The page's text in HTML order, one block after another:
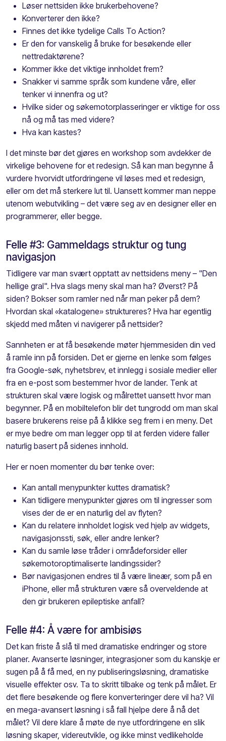
Løser nettsiden ikke brukerbehovene?
Konverterer den ikke?
Finnes det ikke tydelige Calls To Action?
Er den for vanskelig å bruke for besøkende eller
nettredaktørene?
Kommer ikke det viktige innholdet frem?
Snakker vi samme språk som kundene våre, eller
tenker vi innenfra og ut?
Hvilke sider og søkemotorplasseringer er viktige for oss
nå og må tas med videre?
Hva kan kastes?
I det minste bør det gjøres en workshop som avdekker de
virkelige behovene for et redesign. Så kan man begynne å
vurdere hvorvidt utfordringene vil løses med et redesign,
eller om det må sterkere lut til. Uansett kommer man neppe
utenom webutvikling – det være seg av en designer eller en
programmerer, eller begge.
Felle #3: Gammeldags struktur og tung
navigasjon
Tidligere var man svært opptatt av nettsidens meny – "Den
hellige gral". Hva slags meny skal man ha? Øverst? På
siden? Bokser som ramler ned når man peker på dem?
Hvordan skal «katalogene» struktureres? Hva har egentlig
skjedd med måten vi navigerer på nettsider?
Sannheten er at få besøkende møter hjemmesiden din ved
å ramle inn på forsiden. Det er gjerne en lenke som følges
fra Google-søk, nyhetsbrev, et innlegg i sosiale medier eller
fra en e-post som bestemmer hvor de lander. Tenk at
strukturen skal være logisk og målrettet uansett hvor man
begynner. På en mobiltelefon blir det tungrodd om man skal
basere brukerens reise på å klikke seg frem i en meny. Det
er mye bedre om man legger opp til at ferden videre faller
naturlig basert på sidenes innhold.
Her er noen momenter du bør tenke over:
Kan antall menypunkter kuttes dramatisk?
Kan tidligere menypunkter gjøres om til ingresser som
vises der de er en naturlig del av flyten?
Kan du relatere innholdet logisk ved hjelp av widgets,
navigasjonssti, søk, eller andre lenker?
Kan du samle løse tråder i områdeforsider eller
søkemotoroptimaliserte landingssider?
Bør navigasjonen endres til å være lineær, som på en
iPhone, eller må strukturen være så overveldende at
den gir brukeren epileptiske anfall?
Felle #4: Å være for ambisiøs
Det kan friste å slå til med dramatiske endringer og store
planer. Avanserte løsninger, integrasjoner som du kanskje er
sugen på å få med, en ny publiseringsløsning, dramatiske
visuelle effekter osv. Ta to skritt tilbake og tenk på målet. Er
det flere besøkende og flere konverteringer dere vil ha? Vil
en mega-avansert løsning i så fall hjelpe dere å nå det
målet? Vil dere klare å møte de nye utfordringene en slik
løsning skaper, videreutvikle, og ikke minst vedlikeholde